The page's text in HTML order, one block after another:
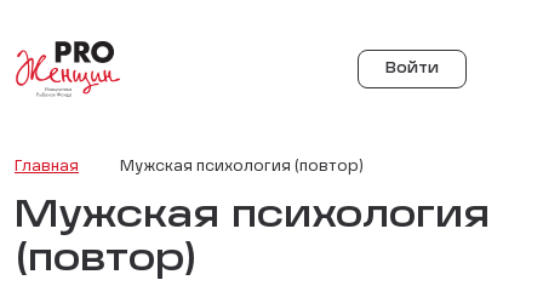
Войти
Главная Мужская психология (повтор)
Мужская психология
(повтор)